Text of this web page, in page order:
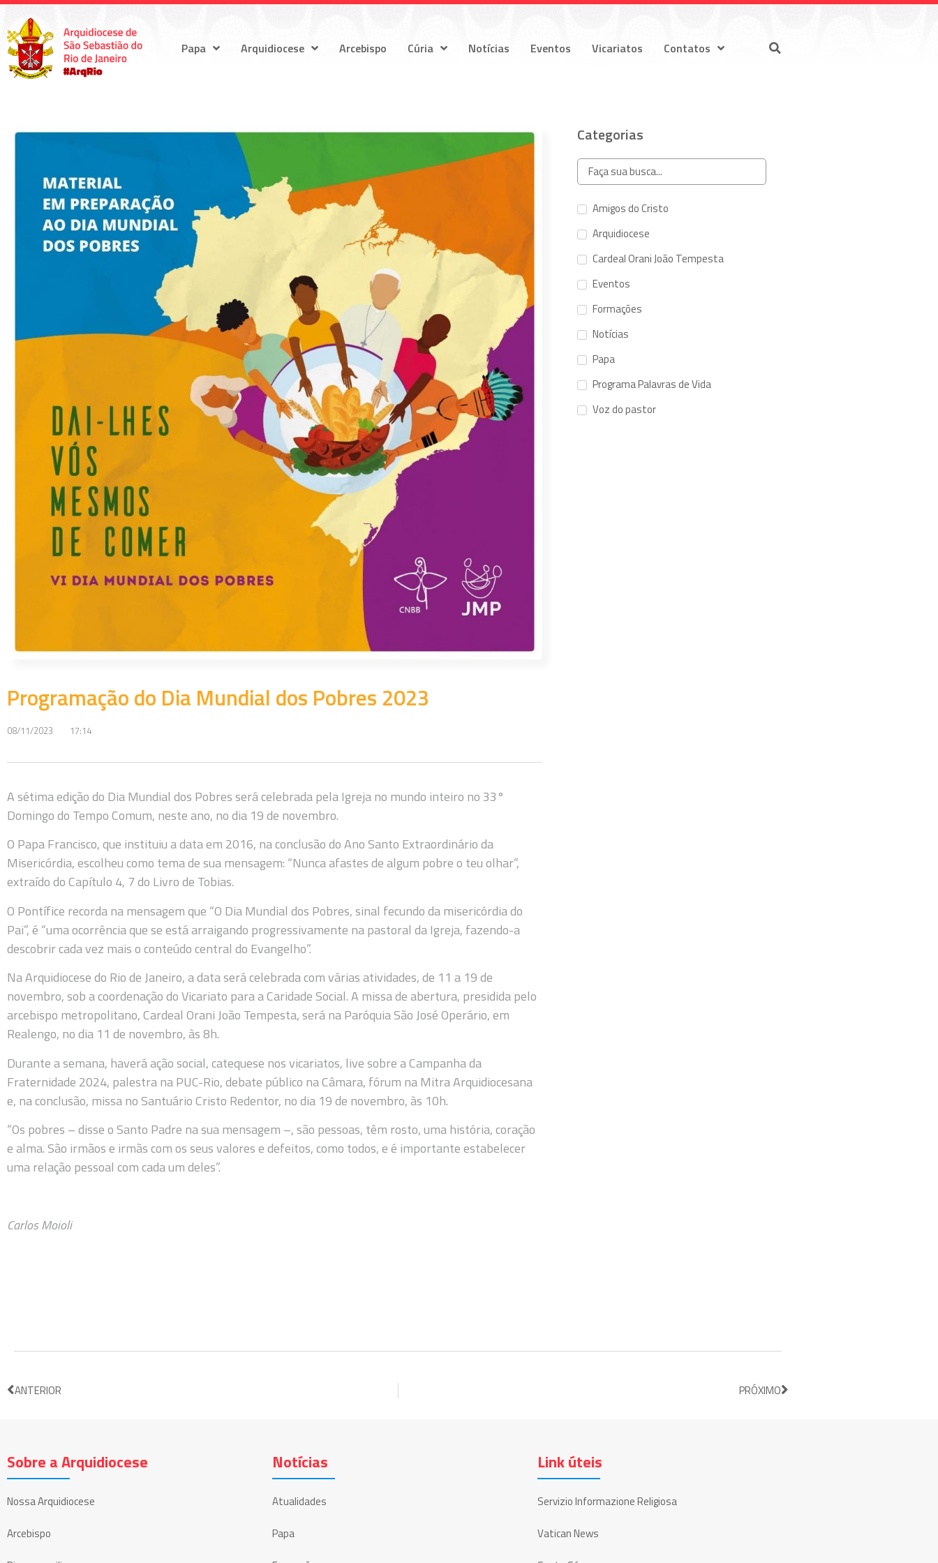
Papa Arquidiocese Arcebispo Cúria Notícias Eventos Vicariatos Contatos
Programação do Dia Mundial dos Pobres 2023
08/11/2023 17:14
A sétima edição do Dia Mundial dos Pobres será celebrada pela Igreja no mundo inteiro no 33°
Domingo do Tempo Comum, neste ano, no dia 19 de novembro.
O Papa Francisco, que instituiu a data em 2016, na conclusão do Ano Santo Extraordinário da
Misericórdia, escolheu como tema de sua mensagem: “Nunca afastes de algum pobre o teu olhar”,
extraído do Capítulo 4, 7 do Livro de Tobias.
O Pontífice recorda na mensagem que “O Dia Mundial dos Pobres, sinal fecundo da misericórdia do
Pai”, é “uma ocorrência que se está arraigando progressivamente na pastoral da Igreja, fazendo-a
descobrir cada vez mais o conteúdo central do Evangelho”.
Na Arquidiocese do Rio de Janeiro, a data será celebrada com várias atividades, de 11 a 19 de
novembro, sob a coordenação do Vicariato para a Caridade Social. A missa de abertura, presidida pelo
arcebispo metropolitano, Cardeal Orani João Tempesta, será na Paróquia São José Operário, em
Realengo, no dia 11 de novembro, às 8h.
Durante a semana, haverá ação social, catequese nos vicariatos, live sobre a Campanha da
Fraternidade 2024, palestra na PUC-Rio, debate público na Câmara, fórum na Mitra Arquidiocesana
e, na conclusão, missa no Santuário Cristo Redentor, no dia 19 de novembro, às 10h.
“Os pobres – disse o Santo Padre na sua mensagem –, são pessoas, têm rosto, uma história, coração
e alma. São irmãos e irmãs com os seus valores e defeitos, como todos, e é importante estabelecer
uma relação pessoal com cada um deles”.
Carlos Moioli
Categorias
Amigos do Cristo
Arquidiocese
Cardeal Orani João Tempesta
Eventos
Formações
Notícias
Papa
Programa Palavras de Vida
Voz do pastor
ANTERIOR PRÓXIMO
Sobre a Arquidiocese
Nossa Arquidiocese
Arcebispo
Notícias
Atualidades
Papa
Link úteis
Servizio Informazione Religiosa
Vatican News